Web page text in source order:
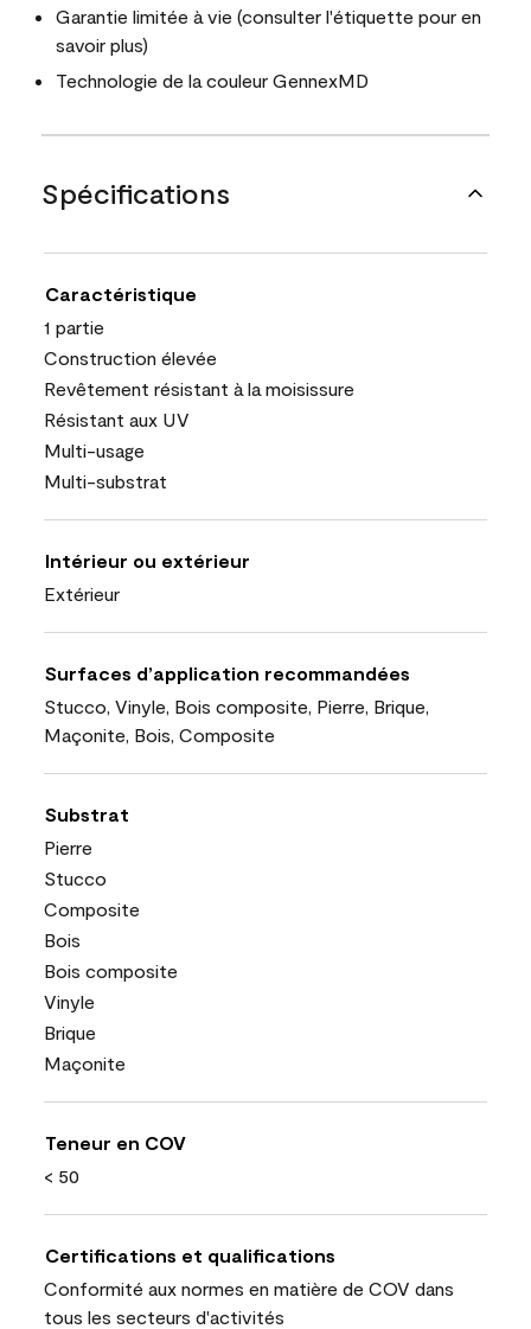
Garantie limitée à vie (consulter l'étiquette pour en
savoir plus)
Technologie de la couleur GennexMD
Spécifications
Caractéristique
1 partie
Construction élevée
Revêtement résistant à la moisissure
Résistant aux UV
Multi-usage
Multi-substrat
Intérieur ou extérieur
Extérieur
Surfaces d’application recommandées
Stucco, Vinyle, Bois composite, Pierre, Brique,
Maçonite, Bois, Composite
Substrat
Pierre
Stucco
Composite
Bois
Bois composite
Vinyle
Brique
Maçonite
Teneur en COV
< 50
Certifications et qualifications
Conformité aux normes en matière de COV dans
tous les secteurs d'activités